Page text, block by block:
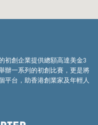
初創企業提供總額高達美金3
辦一系列的初創比賽，更是將
平台，助香港創業家及年輕人